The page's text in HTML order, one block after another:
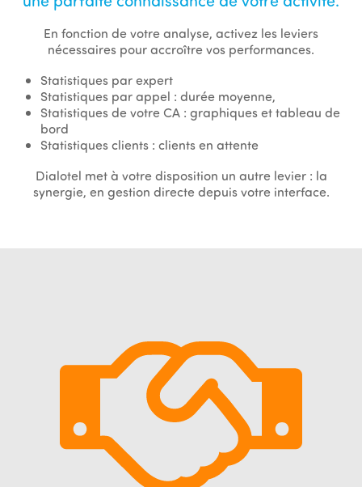
En fonction de votre analyse, activez les leviers
nécessaires pour accroître vos performances.
Statistiques par expert
Statistiques par appel : durée moyenne,
Statistiques de votre CA : graphiques et tableau de
bord
Statistiques clients : clients en attente
Dialotel met à votre disposition un autre levier : la
synergie, en gestion directe depuis votre interface.